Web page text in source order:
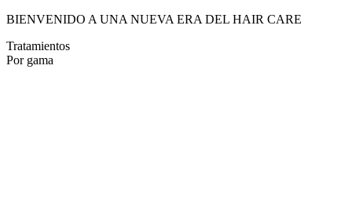
BIENVENIDO A UNA NUEVA ERA DEL HAIR CARE
Tratamientos
Por gama